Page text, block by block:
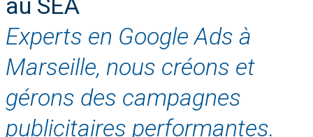
au SEA
Experts en Google Ads à
Marseille, nous créons et
gérons des campagnes
publicitaires performantes.